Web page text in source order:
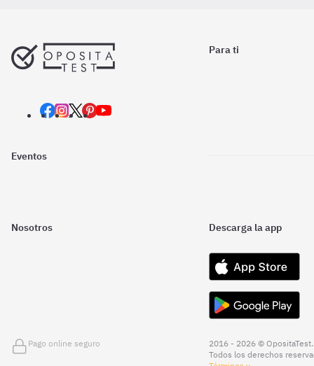
Para ti
Eventos
Nosotros Descarga la app
Pago online seguro
2016 - 2026 © OpositaTest.
Todos los derechos